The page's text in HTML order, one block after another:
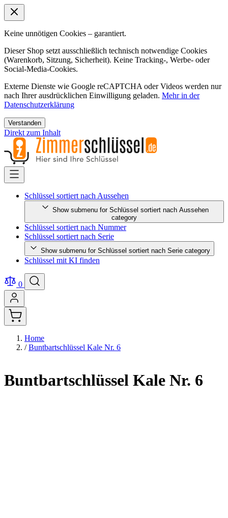
Keine unnötigen Cookies – garantiert.
Dieser Shop setzt ausschließlich technisch notwendige Cookies
(Warenkorb, Sitzung, Sicherheit). Keine Tracking-, Werbe- oder
Social-Media-Cookies.
Externe Dienste wie Google reCAPTCHA oder Videos werden nur
nach Ihrer ausdrücklichen Einwilligung geladen. Mehr in der
Datenschutzerklärung
Verstanden
Direkt zum Inhalt
Schlüssel sortiert nach Aussehen
Show submenu for Schlüssel sortiert nach Aussehen
category
Schlüssel sortiert nach Nummer
Schlüssel sortiert nach Serie
Show submenu for Schlüssel sortiert nach Serie category
Schlüssel mit KI finden
0
Home
/ Buntbartschlüssel Kale Nr. 6
Buntbartschlüssel Kale Nr. 6